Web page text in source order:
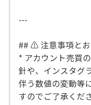
---
## ⚠️ 注意事項と
* アカウント売買
針や、インスタグ
伴う数値の変動等
すのでご了承くだ